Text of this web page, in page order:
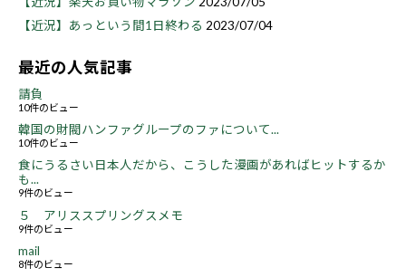
【近況】あっという間1日終わる 2023/07/04
最近の人気記事
請負
10件のビュー
韓国の財閥ハンファグループのファについて...
10件のビュー
食にうるさい日本人だから、こうした漫画があればヒットするか
も...
9件のビュー
５ アリススプリングスメモ
9件のビュー
mail
8件のビュー